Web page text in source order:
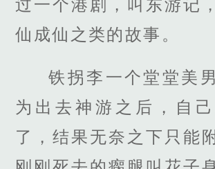
过一个港剧，叫东游记
仙成仙之类的故事。
铁拐李一个堂堂美
为出去神游之后，自
了，结果无奈之下只能